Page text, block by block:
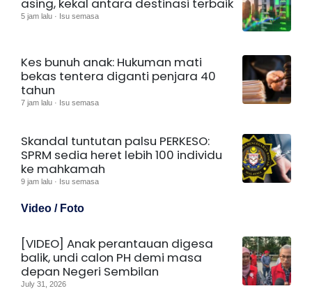
asing, kekal antara destinasi terbaik
5 jam lalu · Isu semasa
Kes bunuh anak: Hukuman mati
bekas tentera diganti penjara 40
tahun
7 jam lalu · Isu semasa
Skandal tuntutan palsu PERKESO:
SPRM sedia heret lebih 100 individu
ke mahkamah
9 jam lalu · Isu semasa
Video / Foto
[VIDEO] Anak perantauan digesa
balik, undi calon PH demi masa
depan Negeri Sembilan
July 31, 2026